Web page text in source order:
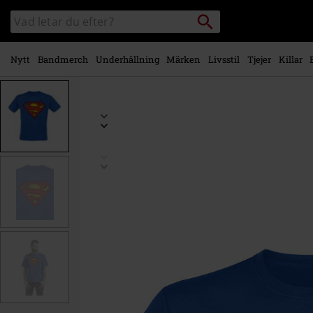
Gå till
huvudinnehåll
Sök
i
katalogen
Sök
Nytt Bandmerch Underhållning Märken Livsstil Tjejer Killar
www.emp-
p/crest/471679.html